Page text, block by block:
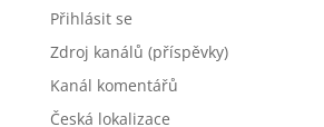
Přihlásit se
Zdroj kanálů (příspěvky)
Kanál komentářů
Česká lokalizace